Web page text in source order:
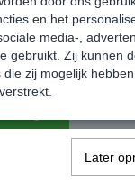
Geurhanger -
Service
en het
media-,
gebruikt. Zij kunnen
die zij mogelijk
Later